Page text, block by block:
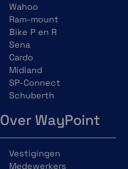
Wahoo
Ram-mount
Bike P en R
Sena
Cardo
Midland
SP-Connect
Schuberth
Over WayPoint
Vestigingen
Medewerkers